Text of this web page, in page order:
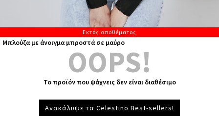
Εκτός αποθέματος
Μπλούζα με άνοιγμα μπροστά σε μαύρο
OOPS!
Το προϊόν που ψάχνεις δεν είναι διαθέσιμο
Ανακάλυψε τα Celestino Best-sellers!